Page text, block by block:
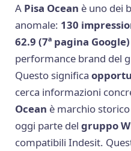
A Pisa Ocean è uno dei
anomale: 130
62.9 (7ª pagina Google)
performance brand del
Questo significa
cerca informazioni
Ocean è marchio
oggi parte delgruppo
compatibili Indesit.